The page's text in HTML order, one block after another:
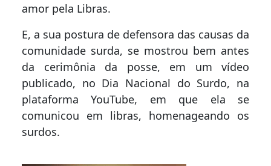
amor pela Libras.
E, a sua postura de defensora das causas da
comunidade surda, se mostrou bem antes
da cerimônia da posse, em um vídeo
publicado, no Dia Nacional do Surdo, na
plataforma YouTube, em que ela se
comunicou em libras, homenageando os
surdos.